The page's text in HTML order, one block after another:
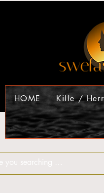
HOME Kille / Herr